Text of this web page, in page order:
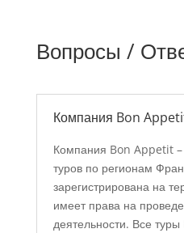
Вопросы /
Компания Bon
Компания Bon Appetit –
туров по регионам
зарегистрирована на
имеет права на
деятельности. Все